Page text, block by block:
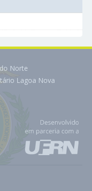
Norte
Lagoa Nova